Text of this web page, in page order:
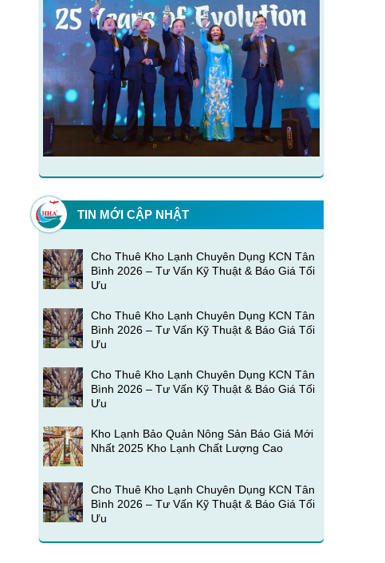
TIN MỚI CẬP NHẬT
Cho Thuê Kho Lạnh Chuyên Dụng KCN Tân
Bình 2026 – Tư Vấn Kỹ Thuật & Báo Giá Tối
Ưu
Cho Thuê Kho Lạnh Chuyên Dụng KCN Tân
Bình 2026 – Tư Vấn Kỹ Thuật & Báo Giá Tối
Ưu
Cho Thuê Kho Lạnh Chuyên Dụng KCN Tân
Bình 2026 – Tư Vấn Kỹ Thuật & Báo Giá Tối
Ưu
Kho Lạnh Bảo Quản Nông Sản Báo Giá Mới
Nhất 2025 Kho Lạnh Chất Lượng Cao
Cho Thuê Kho Lạnh Chuyên Dụng KCN Tân
Bình 2026 – Tư Vấn Kỹ Thuật & Báo Giá Tối
Ưu